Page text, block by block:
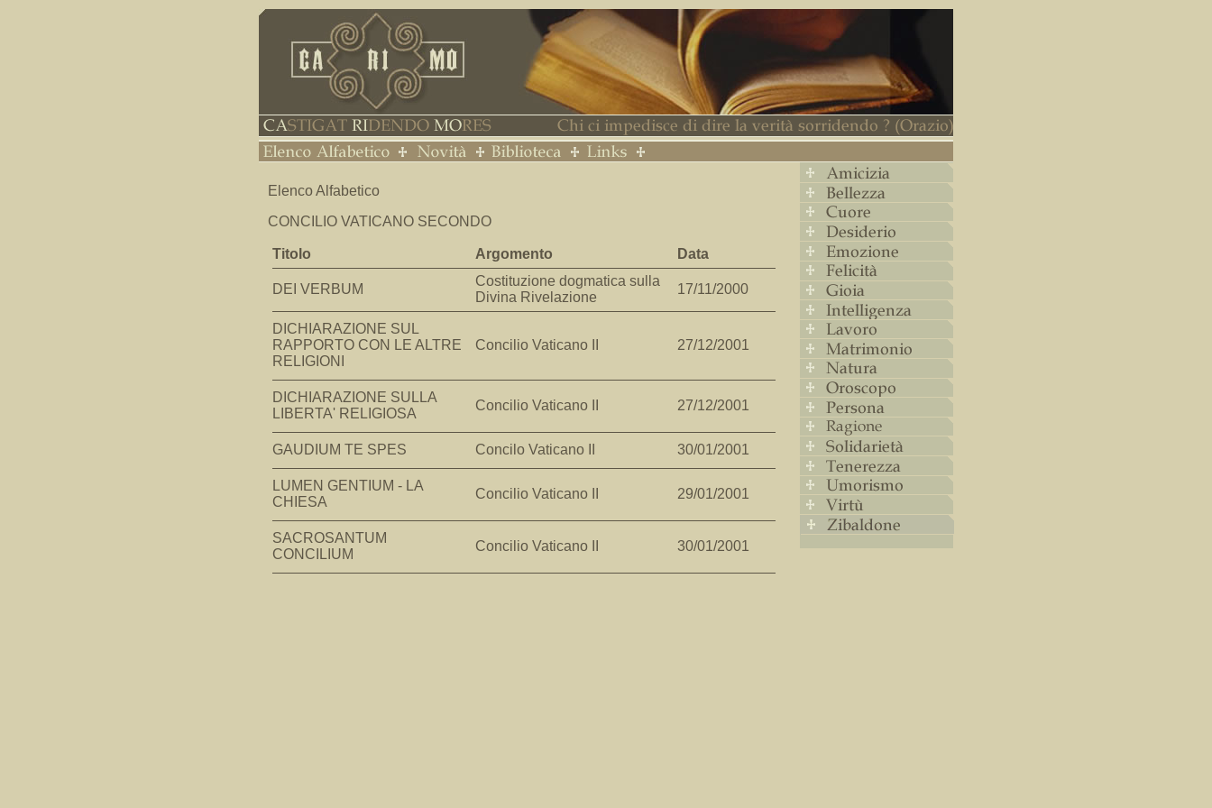
Elenco Alfabetico
CONCILIO VATICANO SECONDO
Titolo Argomento Data
DEI VERBUM
Costituzione dogmatica sulla
Divina Rivelazione
17/11/2000
DICHIARAZIONE SUL
RAPPORTO CON LE ALTRE
RELIGIONI
Concilio Vaticano II 27/12/2001
DICHIARAZIONE SULLA
LIBERTA' RELIGIOSA
Concilio Vaticano II 27/12/2001
GAUDIUM TE SPES Concilo Vaticano II 30/01/2001
LUMEN GENTIUM - LA
CHIESA
Concilio Vaticano II 29/01/2001
SACROSANTUM
CONCILIUM
Concilio Vaticano II 30/01/2001